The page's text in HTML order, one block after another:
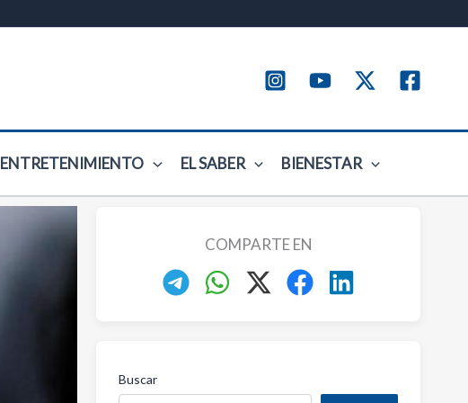
ENTRETENIMIENTO EL SABER BIENESTAR
COMPARTE EN
Buscar